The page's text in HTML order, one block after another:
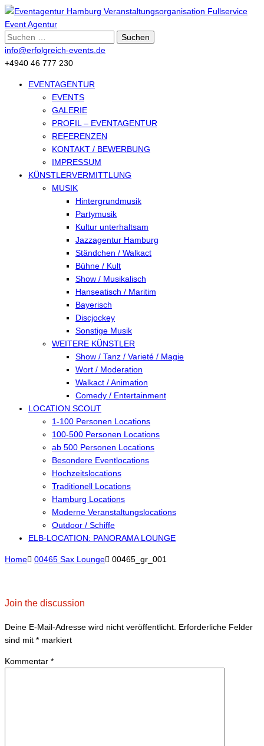
Suche
nach:
info@erfolgreich-events.de
+4940 46 777 230
EVENTAGENTUR
EVENTS
GALERIE
PROFIL – EVENTAGENTUR
REFERENZEN
KONTAKT / BEWERBUNG
IMPRESSUM
KÜNSTLERVERMITTLUNG
MUSIK
Hintergrundmusik
Partymusik
Kultur unterhaltsam
Jazzagentur Hamburg
Ständchen / Walkact
Bühne / Kult
Show / Musikalisch
Hanseatisch / Maritim
Bayerisch
Discjockey
Sonstige Musik
WEITERE KÜNSTLER
Show / Tanz / Varieté / Magie
Wort / Moderation
Walkact / Animation
Comedy / Entertainment
LOCATION SCOUT
1-100 Personen Locations
100-500 Personen Locations
ab 500 Personen Locations
Besondere Eventlocations
Hochzeitslocations
Traditionell Locations
Hamburg Locations
Moderne Veranstaltungslocations
Outdoor / Schiffe
ELB-LOCATION: PANORAMA LOUNGE
Home 00465 Sax Lounge 00465_gr_001
Join the discussion
Deine E-Mail-Adresse wird nicht veröffentlicht. Erforderliche Felder
sind mit * markiert
Kommentar *